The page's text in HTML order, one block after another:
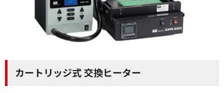
カートリッジ式 交換ヒーター